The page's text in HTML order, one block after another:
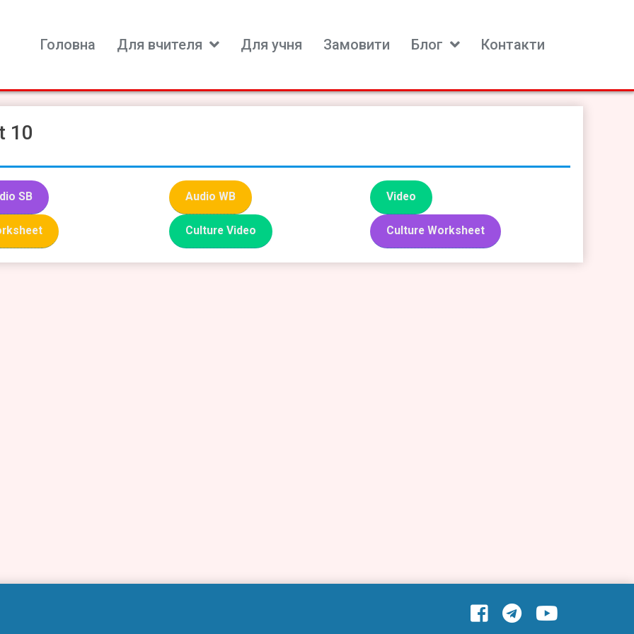
для вивчення іноземних мов
Головна Для вчителя Для учня Замовити Блог Контакти
10
SB Audio WB Video
Culture Video Culture Worksheet